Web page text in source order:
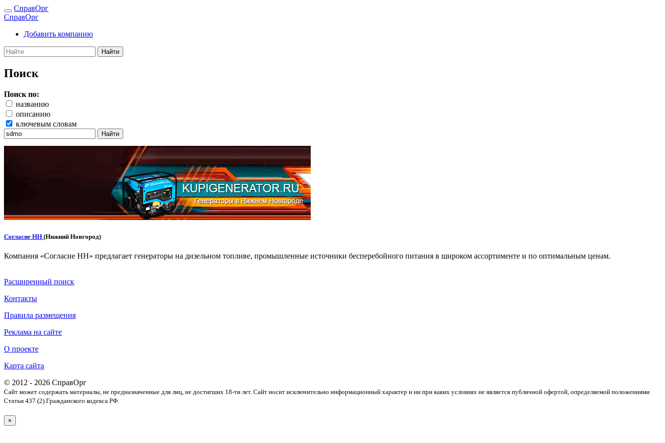
СправОрг
СправОрг
Добавить компанию
Найти
Поиск
Поиск по:
названию
описанию
ключевым словам
Найти
Согласие НН (Нижний Новгород)
Компания «Согласие НН» предлагает генераторы на дизельном топливе, промышленные источники бесперебойного питания в широком ассортименте и по оптимальным ценам.
Расширенный поиск
Контакты
Правила размещения
Реклама на сайте
О проекте
Карта сайта
© 2012 - 2026 СправОрг
Сайт может содержать материалы, не предназначенные для лиц, не достигших 18-ти лет. Cайт носит исключительно информационный характер и ни при каких условиях не является публичной офертой, определяемой положениями
Статьи 437 (2) Гражданского кодекса РФ.
×